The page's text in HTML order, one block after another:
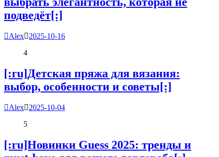
подведёт[:]
Alex
2025-10-16
4
[:ru]Детская пряжа для вязания:
выбор, особенности и советы[:]
Alex
2025-10-04
5
[:ru]Новинки Guess 2025: тренды и